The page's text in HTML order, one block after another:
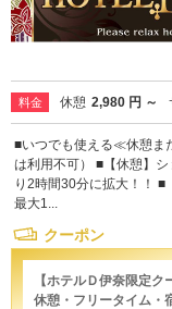
料金 休憩 2,980 円 ～
■いつでも使える≪休憩ま
は利用不可） ■【休憩】
り2時間30分に拡大！！
最大1...
クーポン
【ホテルＤ伊奈限定ク
休憩・フリータイム・